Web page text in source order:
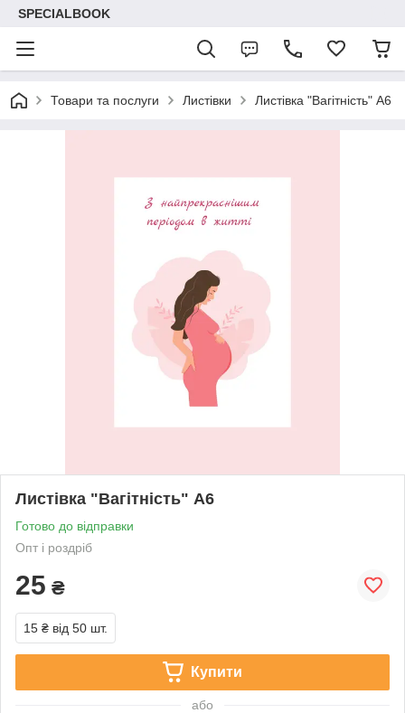
SPECIALBOOK
Товари та послуги Листівки Листівка "Вагітність" А6
Листівка "Вагітність" А6
Готово до відправки
Опт і роздріб
25 ₴
15 ₴ від 50 шт.
Купити
або